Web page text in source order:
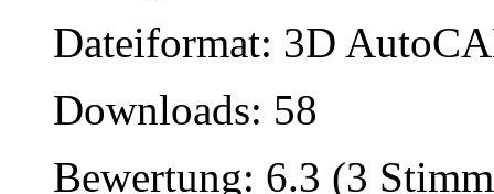
Dateiformat: 3D
Downloads: 58
Bewertung: 6.3 (3